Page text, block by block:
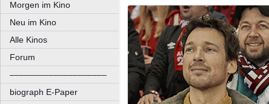
Morgen im Kino
Neu im Kino
Alle Kinos
Forum
––––––––––––––––––––
biograph E-Paper